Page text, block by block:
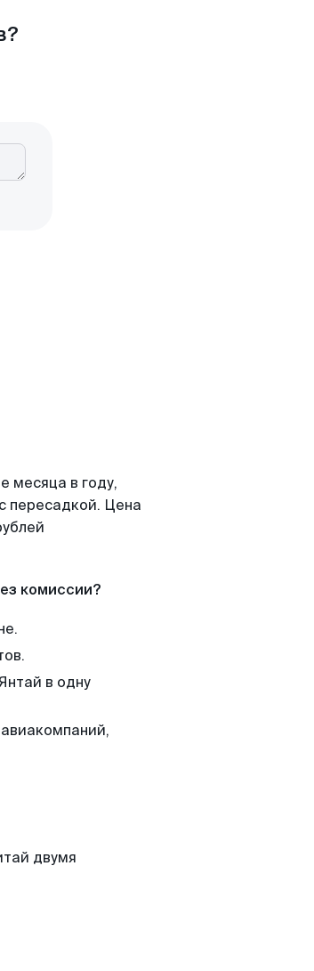
месяца в году,
пересадкой. Цена
комиссии?
в одну
двумя